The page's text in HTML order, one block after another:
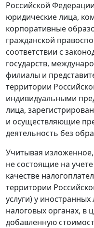
Российской
юридические лица,
корпоративные
гражданской
соответствии с
государств,
филиалы и
территории
индивидуальными
лица,
и осуществляющие
деятельность без
Учитывая
не состоящие на
качестве
территории
услуги) у
налоговых органах, в
добавленную